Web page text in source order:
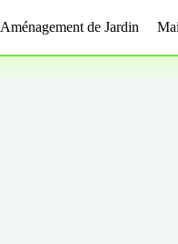
Aménagement de Jardin